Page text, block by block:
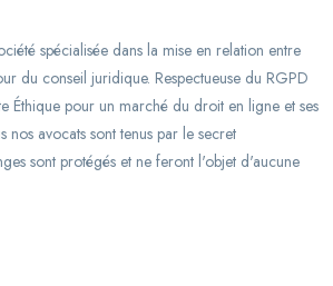
spécialisée dans la mise en relation entre
du conseil juridique. Respectueuse du RGPD
Éthique pour un marché du droit en ligne et ses
nos avocats sont tenus par le secret
sont protégés et ne feront l'objet d'aucune